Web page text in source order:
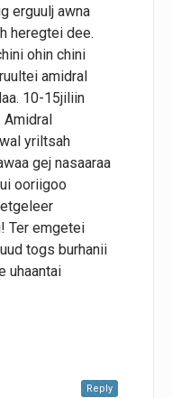
erguulj awna
heregtei dee.
ohin chini
amidral
10-15jiliin
Amidral
yriltsah
gej nasaaraa
ooriigoo
Ter emgetei
togs burhanii
uhaantai
Reply